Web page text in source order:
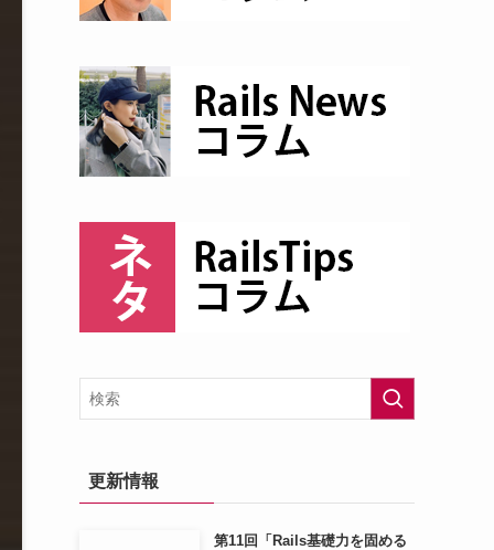
更新情報
第11回「Rails基礎力を固める